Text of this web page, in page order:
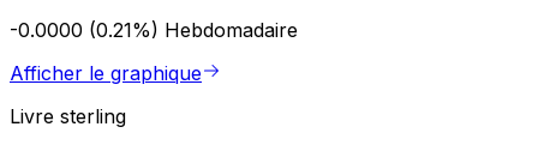
-0.0000 (0.21%) Hebdomadaire
Afficher le graphique
Livre sterling